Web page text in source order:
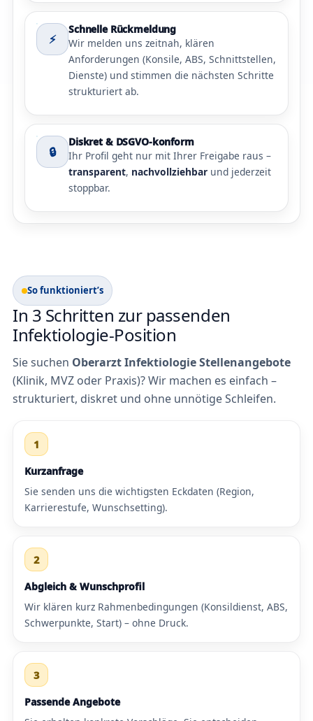
⚡
Schnelle Rückmeldung
Wir melden uns zeitnah, klären
Anforderungen (Konsile, ABS, Schnittstellen,
Dienste) und stimmen die nächsten Schritte
strukturiert ab.
🔒
Diskret & DSGVO-konform
Ihr Profil geht nur mit Ihrer Freigabe raus –
transparent, nachvollziehbar und jederzeit
stoppbar.
So funktioniert’s
In 3 Schritten zur passenden
Infektiologie-Position
Sie suchen Oberarzt Infektiologie Stellenangebote
(Klinik, MVZ oder Praxis)? Wir machen es einfach –
strukturiert, diskret und ohne unnötige Schleifen.
1
Kurzanfrage
Sie senden uns die wichtigsten Eckdaten (Region,
Karrierestufe, Wunschsetting).
2
Abgleich & Wunschprofil
Wir klären kurz Rahmenbedingungen (Konsildienst, ABS,
Schwerpunkte, Start) – ohne Druck.
3
Passende Angebote